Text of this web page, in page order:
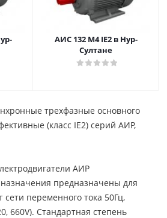
АИС 132 M4 IE2 в Нур-
Султане
трехфазные основного
(класс IE2) серий АИР,
АИР
предназначены для
переменного тока 50Гц,
660V). Стандартная степень